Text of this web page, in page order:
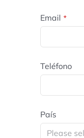
Email *
Teléfono
País